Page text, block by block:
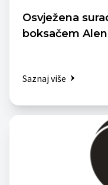
Osvježena
boksačem
Saznaj više